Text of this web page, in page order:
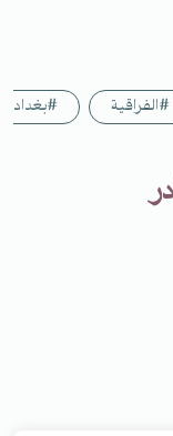
#الفراقية #بغداد